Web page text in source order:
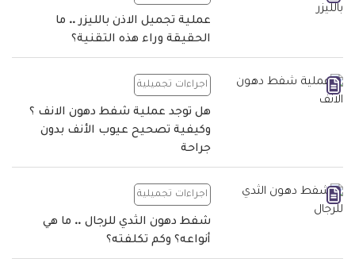
عملية تجميل الاذن بالليزر .. ما
الحقيقة وراء هذه التقنية؟
اجراءات تجميلية
هل توجد عملية شفط دهون الانف ؟
وكيفية تصحيح عيوب الأنف بدون
جراحة
اجراءات تجميلية
شفط دهون الثدي للرجال .. ما هي
أنواعه؟ وكم تكلفته؟